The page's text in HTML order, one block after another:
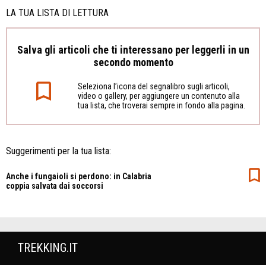
LA TUA LISTA DI LETTURA
Salva gli articoli che ti interessano per leggerli in un
secondo momento
Seleziona l’icona del segnalibro sugli articoli,
video o gallery, per aggiungere un contenuto alla
tua lista, che troverai sempre in fondo alla pagina.
Suggerimenti per la tua lista:
Anche i fungaioli si perdono: in Calabria
coppia salvata dai soccorsi
TREKKING.IT